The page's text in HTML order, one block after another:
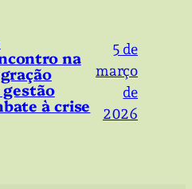
na
à crise
5 de
março
de
2026